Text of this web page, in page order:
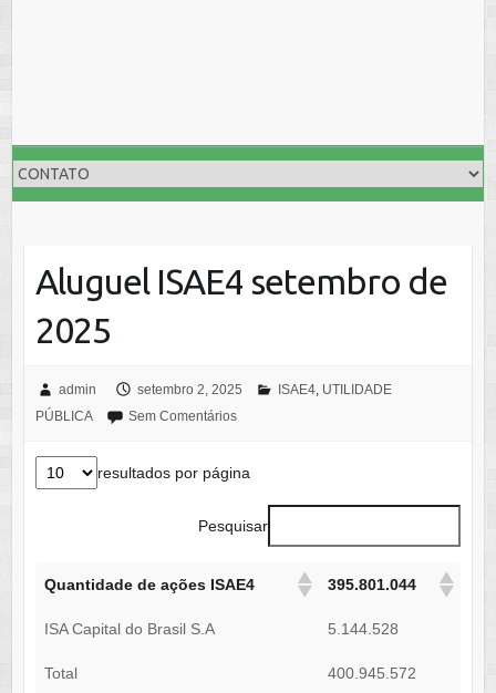
Aluguel ISAE4 setembro de
2025
admin setembro 2, 2025 ISAE4, UTILIDADE
PÚBLICA
Sem Comentários
resultados por página
Pesquisar
Quantidade de ações ISAE4 395.801.044
ISA Capital do Brasil S.A 5.144.528
Total 400.945.572